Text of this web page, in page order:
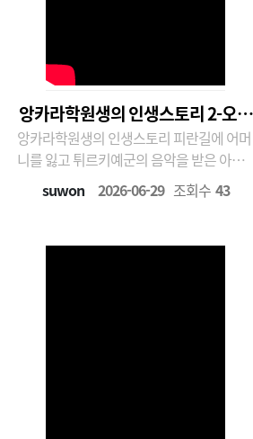
앙카라학원생의 인생스토리 2-오수
업 편
앙카라학원생의 인생스토리 피란길에 어머
니를 잃고 튀르키예군의 음악을 받은 아
이 새로운 희망의 나팔을 불다 일곱 살에 피
란길에서 어머니를 잃고 혼자가 된 오수업
에 입소하여 성장한 뒤, 연탄보일러 회사와
suwon 2026-06-29 조회수 43